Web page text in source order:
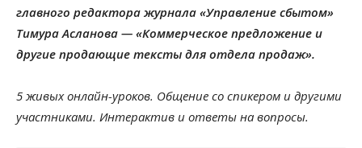
главного редактора журнала «Управление сбытом»
Тимура Асланова — «Коммерческое предложение и
другие продающие тексты для отдела продаж».
5 живых онлайн-уроков. Общение со спикером и другими
участниками. Интерактив и ответы на вопросы.